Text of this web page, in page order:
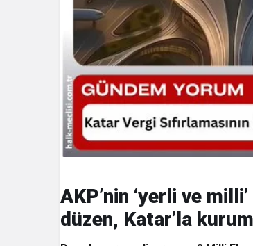
AKP’nin ‘yerli ve
düzen, Katar’la